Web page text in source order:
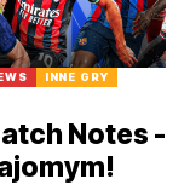
INNE GRY
Notes -